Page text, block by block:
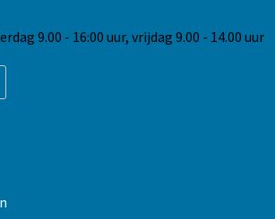
9.00 - 16:00 uur, vrijdag 9.00 - 14.00 uur